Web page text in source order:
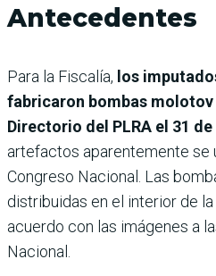
Antecedentes
Para la Fiscalía, los
fabricaron bombas molotov
Directorio del PLRA el 31
artefactos aparentemente se
Congreso Nacional. Las
distribuidas en el interior de
acuerdo con las imágenes a
Nacional.